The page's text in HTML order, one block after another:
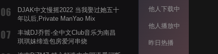
DJAK中文慢摇2022 当我娶过她五十
年以后,Private ManYao Mix
丰城DJ乔哲-全中文Club音乐为南昌
琪琪妹缔造包房爱河串烧
他人下载中
他人播放中
昨日热播